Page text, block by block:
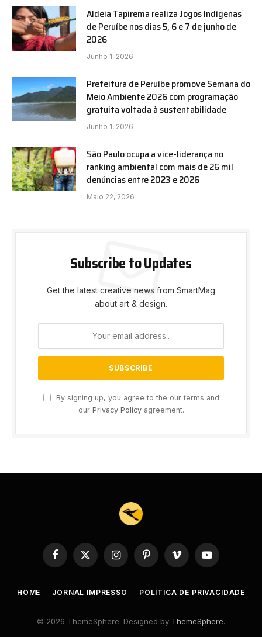
Aldeia Tapirema realiza Jogos Indígenas
de Peruíbe nos dias 5, 6 e 7 de junho de
2026
Junho 1, 2026
Prefeitura de Peruíbe promove Semana do
Meio Ambiente 2026 com programação
gratuita voltada à sustentabilidade
Junho 1, 2026
São Paulo ocupa a vice-liderança no
ranking ambiental com mais de 26 mil
denúncias entre 2023 e 2026
Maio 22, 2026
Subscribe to Updates
Get the latest creative news from SmartMag
about art & design.
By signing up, you agree to the our terms and
our Privacy Policyagreement.
Facebook
X
InstagramPinterestVimeo YouTube
HOME JORNAL IMPRESSO POLÍTICA DE PRIVACIDADE
© 2026 ThemeSphere. Designed by ThemeSphere.